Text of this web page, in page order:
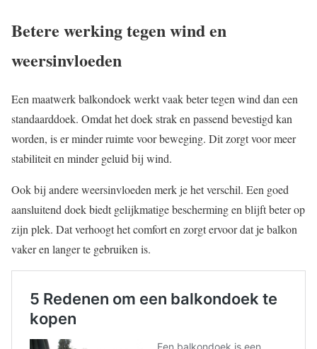
Betere werking tegen wind en
weersinvloeden
Een maatwerk balkondoek werkt vaak beter tegen wind dan een
standaarddoek. Omdat het doek strak en passend bevestigd kan
worden, is er minder ruimte voor beweging. Dit zorgt voor meer
stabiliteit en minder geluid bij wind.
Ook bij andere weersinvloeden merk je het verschil. Een goed
aansluitend doek biedt gelijkmatige bescherming en blijft beter op
zijn plek. Dat verhoogt het comfort en zorgt ervoor dat je balkon
vaker en langer te gebruiken is.